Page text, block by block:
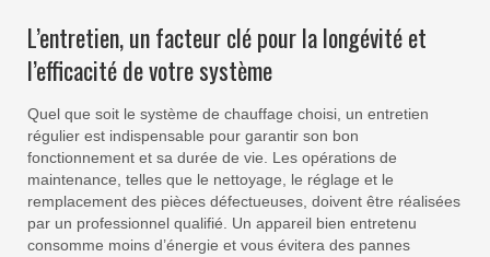
L’entretien, un facteur clé pour la longévité et
l’efficacité de votre système
Quel que soit le système de chauffage choisi, un entretien
régulier est indispensable pour garantir son bon
fonctionnement et sa durée de vie. Les opérations de
maintenance, telles que le nettoyage, le réglage et le
remplacement des pièces défectueuses, doivent être réalisées
par un professionnel qualifié. Un appareil bien entretenu
consomme moins d’énergie et vous évitera des pannes